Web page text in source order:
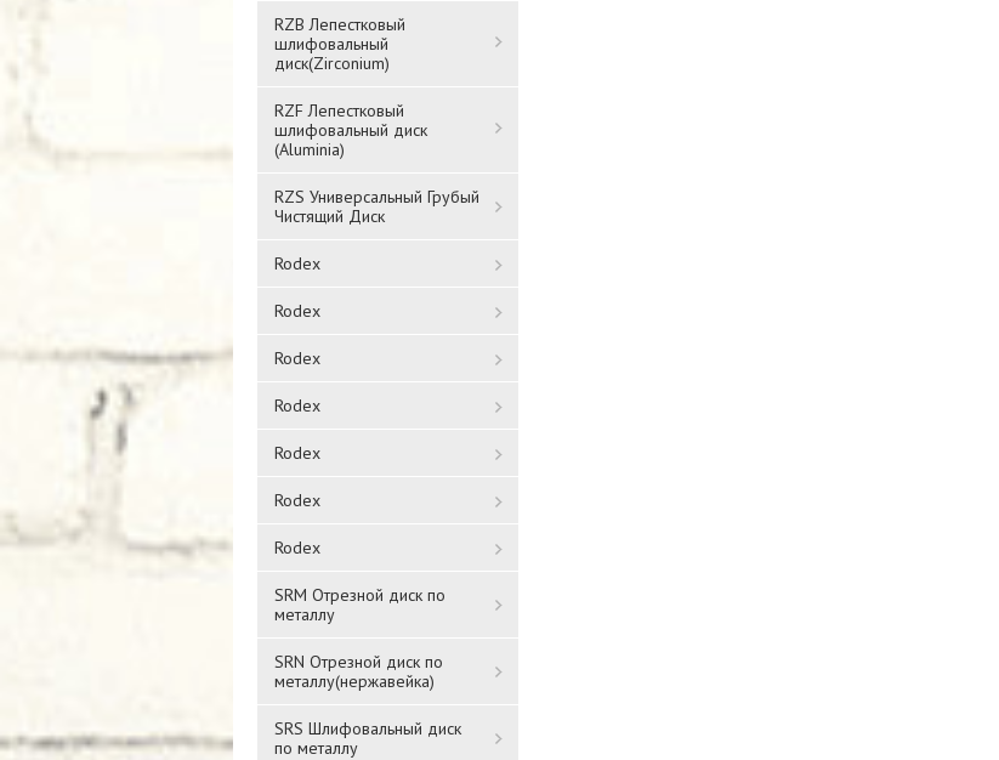
RZB Лепестковый
шлифовальный
диск(Zirconium)
RZF Лепестковый
шлифовальный диск
(Aluminia)
RZS Универсальный Грубый
Чистящий Диск
Rodex
Rodex
Rodex
Rodex
Rodex
Rodex
Rodex
SRM Отрезной диск по
металлу
SRN Отрезной диск по
металлу(нержавейка)
SRS Шлифовальный диск
по металлу